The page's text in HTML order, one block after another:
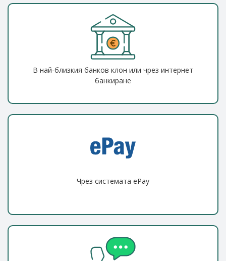
В най-близкия банков клон или чрез интернет
банкиране
Чрез системата ePay